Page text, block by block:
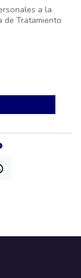
a la
de Tratamiento